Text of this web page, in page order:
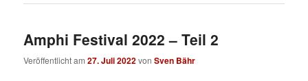
Amphi Festival 2022 – Teil 2
Veröffentlicht am27. Juli 2022vonSven Bähr